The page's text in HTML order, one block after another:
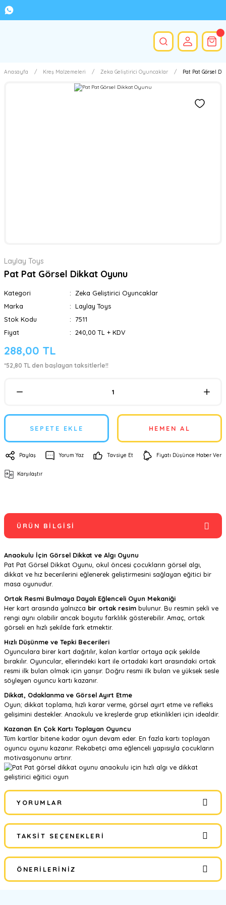
Anasayfa Kreş Malzemeleri Zeka Geliştirici Oyuncaklar Pat Pat Görsel
Laylay Toys
Pat Pat Görsel Dikkat Oyunu
Kategori
Zeka Geliştirici Oyuncaklar
Marka
Laylay Toys
Stok Kodu
7511
Fiyat
240,00 TL + KDV
288,00 TL
*52,80 TL den başlayan taksitlerle!!
SEPETE EKLE HEMEN AL
Paylaş Yorum Yaz Tavsiye Et Fiyatı Düşünce Haber Ver
Karşılaştır
ÜRÜN BILGISI
Anaokulu İçin Görsel Dikkat ve Algı Oyunu
Pat Pat Görsel Dikkat Oyunu, okul öncesi çocukların görsel algı,
dikkat ve hız becerilerini eğlenerek geliştirmesini sağlayan eğitici bir
masa oyunudur.
Ortak Resmi Bulmaya Dayalı Eğlenceli Oyun Mekaniği
Her kart arasında yalnızca bir ortak resim bulunur. Bu resmin şekli ve
rengi aynı olabilir ancak boyutu farklılık gösterebilir. Amaç, ortak
görseli en hızlı şekilde fark etmektir.
Hızlı Düşünme ve Tepki Becerileri
Oyunculara birer kart dağıtılır, kalan kartlar ortaya açık şekilde
bırakılır. Oyuncular, ellerindeki kart ile ortadaki kart arasındaki ortak
resmi ilk bulan olmak için yarışır. Doğru resmi ilk bulan ve yüksek sesle
söyleyen oyuncu kartı kazanır.
Dikkat, Odaklanma ve Görsel Ayırt Etme
Oyun; dikkat toplama, hızlı karar verme, görsel ayırt etme ve refleks
gelişimini destekler. Anaokulu ve kreşlerde grup etkinlikleri için idealdir.
Kazanan En Çok Kartı Toplayan Oyuncu
Tüm kartlar bitene kadar oyun devam eder. En fazla kartı toplayan
oyuncu oyunu kazanır. Rekabetçi ama eğlenceli yapısıyla çocukların
motivasyonunu artırır.
YORUMLAR
Bu ürüne ilk yorumu siz yapın!
Yorum Yaz
TAKSIT SEÇENEKLERI
ÖNERILERINIZ